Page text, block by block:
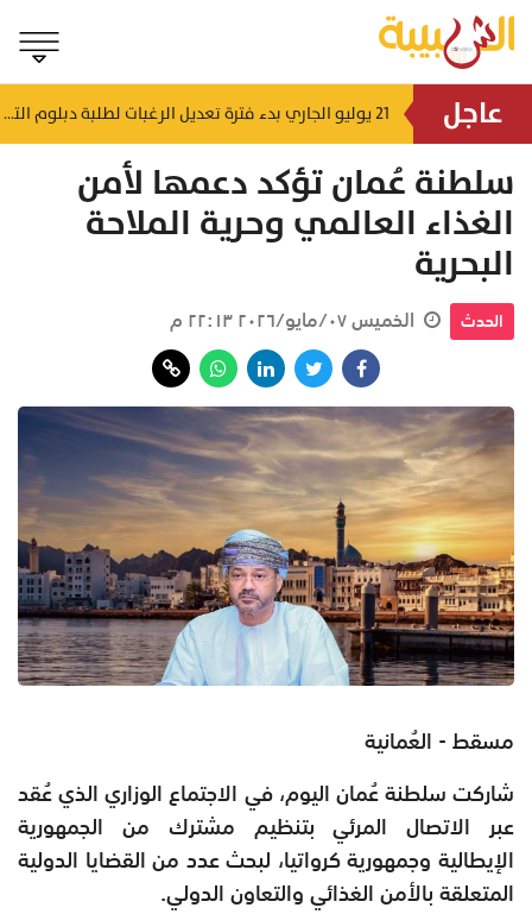
عاجل
القتلى منذ ساعة 21 يوليو الجاري بدء فترة تعديل الرغبات لطلبة دبلوم التعليم العام
سلطنة عُمان تؤكد دعمها لأمن
الغذاء العالمي وحرية الملاحة
البحرية
الحدث الخميس ٠٧/مايو/٢٠٢٦ ٢٢:١٣ م
مسقط - العُمانية
شاركت سلطنة عُمان اليوم، في الاجتماع الوزاري الذي عُقد
عبر الاتصال المرئي بتنظيم مشترك من الجمهورية
الإيطالية وجمهورية كرواتيا، لبحث عدد من القضايا الدولية
المتعلقة بالأمن الغذائي والتعاون الدولي.